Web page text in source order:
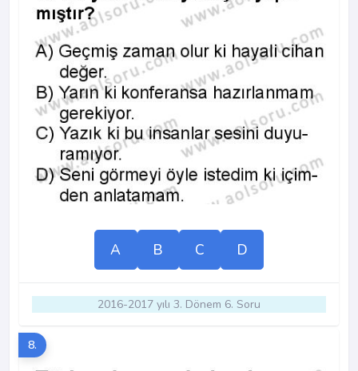
A B C D
2016-2017 yılı 3. Dönem 6. Soru
8.